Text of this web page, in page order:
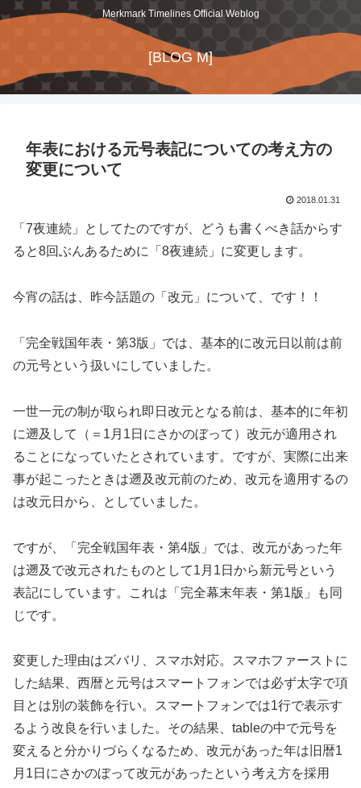
Merkmark Timelines Official Weblog
[BLOG M]
年表における元号表記についての考え方の
変更について
2018.01.31
「 7夜連続」としてたのですが、どうも書くべき話からす
ると8回ぶんあるために「 8夜連続」に変更します。
今宵の話は、昨今話題の「改元」について、です！！
「完全戦国年表・第3版」では、基本的に改元日以前は前
の元号という扱いにしていました。
一世一元の制が取られ即日改元となる前は、基本的に年初
に遡及して（＝1月1日にさかのぼって）改元が適用され
ることになっていたとされています。ですが、実際に出来
事が起こったときは遡及改元前のため、改元を適用するの
は改元日から、としていました。
ですが、「完全戦国年表・第4版」では、改元があった年
は遡及で改元されたものとして1 月 1 日から新元号という
表記にしています。これは「完全幕末年表・第1版」も同
じです。
変更した理由はズバリ、スマホ対応。スマホファーストに
した結果、西暦と元号はスマートフォンでは必ず太字で項
目とは別の装飾を行い。スマートフォンでは1行で表示す
るよう改良を行いました。その結果、 tableの中で元号を
変えると分かりづらくなるため、改元があった年は旧暦1
月 1 日にさかのぼって改元があったという考え方を採用